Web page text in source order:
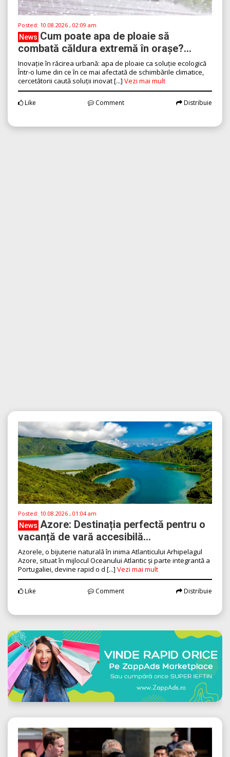
Posted: 10.08.2026 , 02:09 am
News Cum poate apa de ploaie să
combată căldura extremă în orașe?...
Inovație în răcirea urbană: apa de ploaie ca soluție ecologică
Într-o lume din ce în ce mai afectată de schimbările climatice,
cercetătorii caută soluții inovat [...] Vezi mai mult
Like Comment Distribuie
Posted: 10.08.2026 , 01:04 am
News Azore: Destinația perfectă pentru o
vacanță de vară accesibilă...
Azorele, o bijuterie naturală în inima Atlanticului Arhipelagul
Azore, situat în mijlocul Oceanului Atlantic și parte integrantă a
Portugaliei, devine rapid o d [...] Vezi mai mult
Like Comment Distribuie